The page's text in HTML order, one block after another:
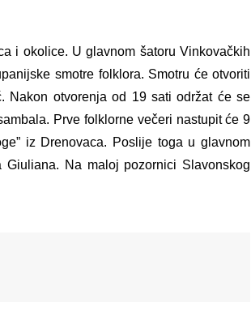
i okolice. U glavnom šatoru Vinkovačkih
smotre folklora. Smotru će otvoriti
Nakon otvorenja od 19 sati održat će se
Prve folklorne večeri nastupit će 9
iz Drenovaca. Poslije toga u glavnom
Giuliana. Na maloj pozornici Slavonskog